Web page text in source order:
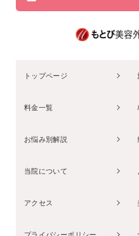
トップページ
料金一覧
お悩み別解説
当院について
アクセス